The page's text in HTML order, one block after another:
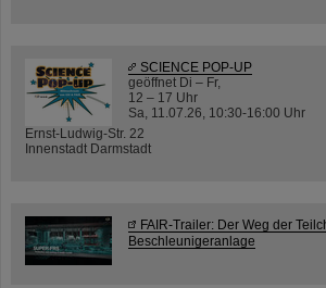
SCIENCE POP-UP
geöffnet Di – Fr,
12 – 17 Uhr
Sa, 11.07.26, 10:30-16:00 Uhr
Ernst-Ludwig-Str. 22
Innenstadt Darmstadt
FAIR-Trailer: Der Weg der
Beschleunigeranlage